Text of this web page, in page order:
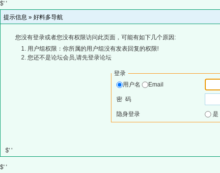
$' '
提示信息 » 好料多导航
您没有登录或者您没有权限访问此页面，可能有如下几个原因:
用户组权限：你所属的用户组没有发表回复的权限!
您还不是论坛会员,请先登录论坛
登录
用户名
Email
密 码
隐身登录
$' '
$' '